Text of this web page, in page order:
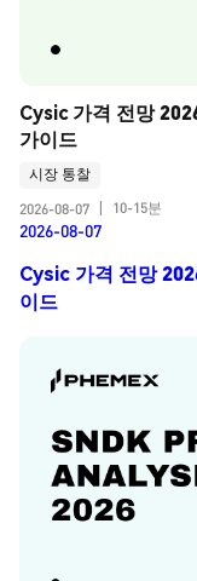
Cysic 가격 전망
가이드
시장 통찰
2026-08-07
10-15분
2026-08-07
Cysic 가격 전망
이드